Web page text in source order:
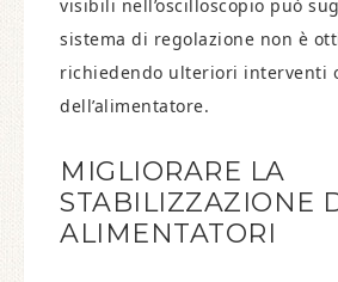
visibili nell’oscilloscopio può
sistema di regolazione non è
richiedendo ulteriori interventi
dell’alimentatore.
MIGLIORARE LA
STABILIZZAZIONE
ALIMENTATORI